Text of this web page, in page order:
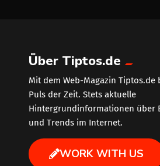
Über Tiptos.de
Mit dem Web-Magazin Tiptos.de
Puls der Zeit. Stets aktuelle
Hintergrundinformationen über
und Trends im Internet.
WORK WITH US